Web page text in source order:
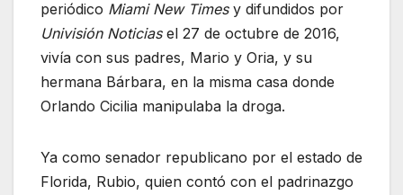
periódico Miami New Timesy difundidos por
Univisión Noticiasel 27 de octubre de 2016,
vivía con sus padres, Mario y Oria, y su
hermana Bárbara, en la misma casa donde
Orlando Cicilia manipulaba la droga.
Ya como senador republicano por el estado de
Florida, Rubio, quien contó con el padrinazgo